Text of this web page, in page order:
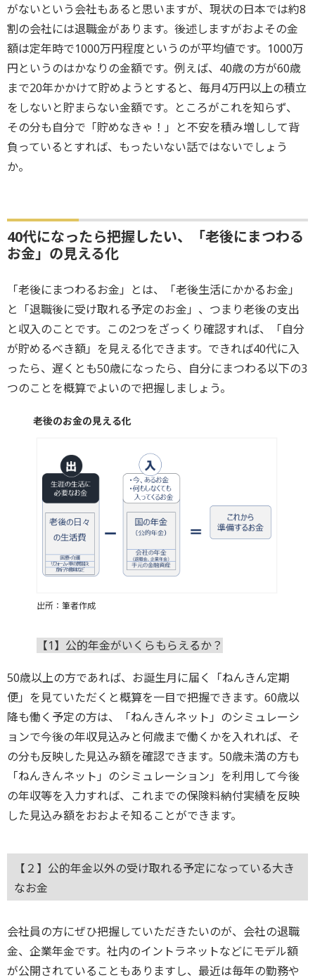
がないという会社もあると思いますが、現状の日本では約8
割の会社には退職金があります。後述しますがおよその金
額は定年時で1000万円程度というのが平均値です。1000万
円というのはかなりの金額です。例えば、40歳の方が60歳
まで20年かかけて貯めようとすると、毎月4万円以上の積立
をしないと貯まらない金額です。ところがこれを知らず、
その分も自分で「貯めなきゃ！」と不安を積み増しして背
負っているとすれば、もったいない話ではないでしょう
か。
40代になったら把握したい、「老後にまつわる
お金」の見える化
「老後にまつわるお金」とは、「老後生活にかかるお金」
と「退職後に受け取れる予定のお金」、つまり老後の支出
と収入のことです。この2つをざっくり確認すれば、「自分
が貯めるべき額」を見える化できます。できれば40代に入
ったら、遅くとも50歳になったら、自分にまつわる以下の3
つのことを概算でよいので把握しましょう。
老後のお金の見える化
出所：筆者作成
【1】公的年金がいくらもらえるか？
50歳以上の方であれば、お誕生月に届く「ねんきん定期
便」を見ていただくと概算を一目で把握できます。60歳以
降も働く予定の方は、「ねんきんネット」のシミュレーシ
ョンで今後の年収見込みと何歳まで働くかを入れれば、そ
の分も反映した見込み額を確認できます。50歳未満の方も
「ねんきんネット」のシミュレーション」を利用して今後
の年収等を入力すれば、これまでの保険料納付実績を反映
した見込み額をおおよそ知ることができます。
【２】公的年金以外の受け取れる予定になっている大き
なお金
会社員の方にぜひ把握していただきたいのが、会社の退職
金、企業年金です。社内のイントラネットなどにモデル額
が公開されていることもありますし、最近は毎年の勤務や